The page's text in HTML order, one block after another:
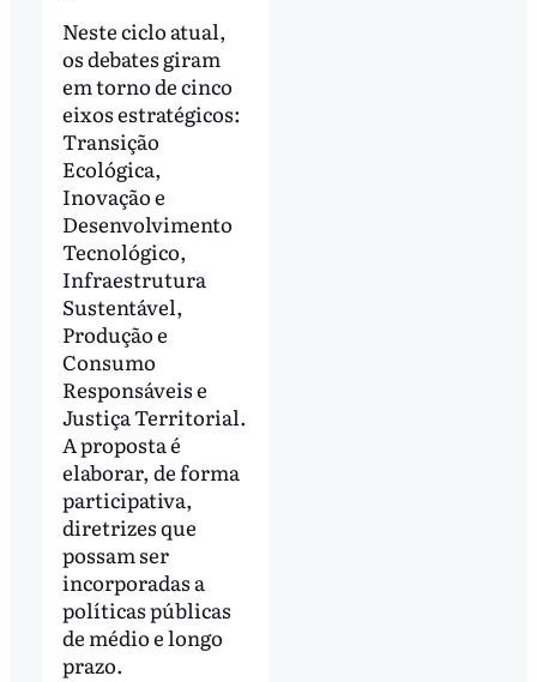
Neste ciclo atual,
os debates giram
em torno de cinco
eixos estratégicos:
Transição
Ecológica,
Inovação e
Desenvolvimento
Tecnológico,
Infraestrutura
Sustentável,
Produção e
Consumo
Responsáveis e
Justiça Territorial.
A proposta é
elaborar, de forma
participativa,
diretrizes que
possam ser
incorporadas a
políticas públicas
de médio e longo
prazo.